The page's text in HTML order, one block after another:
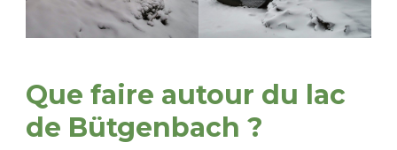
Que faire autour du lac
de Bütgenbach ?